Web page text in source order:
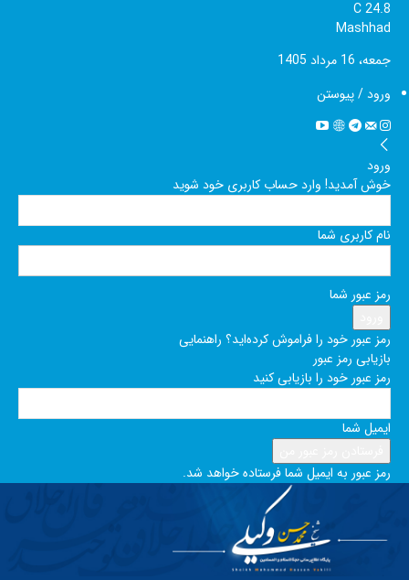
24.8
C
Mashhad
جمعه، 16 مرداد 1405
ورود / پیوستن
ورود
خوش آمدید! وارد حساب کاربری خود شوید
نام کاربری شما
رمز عبور شما
رمز عبور خود را فراموش کرده‌اید؟ راهنمایی
بازیابی رمز عبور
رمز عبور خود را بازیابی کنید
ایمیل شما
رمز عبور به ایمیل شما فرستاده خواهد شد.